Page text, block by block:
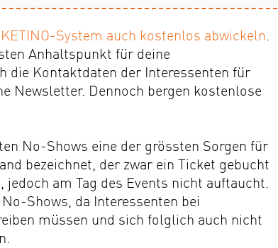
System auch kostenlos abwickeln.
Anhaltspunkt für deine
die Kontaktdaten der Interessenten für
Newsletter. Dennoch bergen kostenlose
No-Shows eine der grössten Sorgen für
bezeichnet, der zwar ein Ticket gebucht
am Tag des Events nicht auftaucht.
Shows, da Interessenten bei
müssen und sich folglich auch nicht